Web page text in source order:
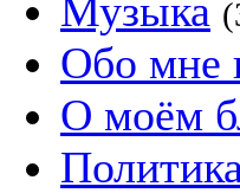
Музыка
Обо мне
О моём